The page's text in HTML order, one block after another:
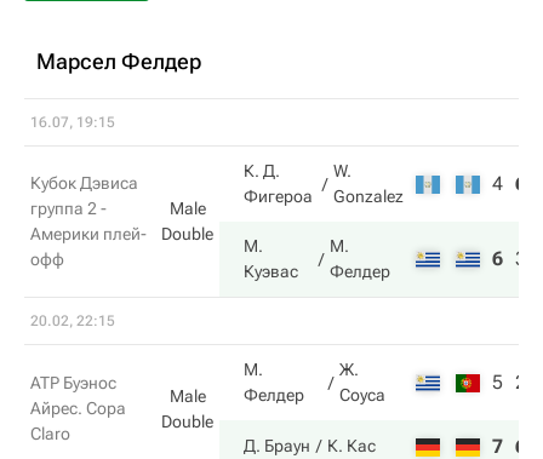
Марсел Фелдер
16.07, 19:15
Кубок Дэвиса
группа 2 -
Америки плей-
офф
Male
Double
К. Д.
Фигероа
W.
Gonzalez
4 6
М.
Куэвас
М.
Фелдер
6 3
20.02, 22:15
ATP Буэнос
Айрес. Copa
Claro
Male
Double
М.
Фелдер
Ж.
Соуса
5 2
Д. Браун К. Кас 7 6